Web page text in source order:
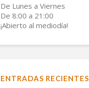
De Lunes a Viernes
De 8:00 a 21:00
¡Abierto al mediodía!
ENTRADAS RECIENTES